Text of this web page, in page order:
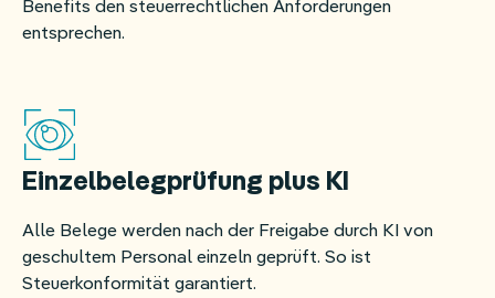
Benefits den steuerrechtlichen Anforderungen
entsprechen.
Einzelbelegprüfung plus KI
Alle Belege werden nach der Freigabe durch KI von
geschultem Personal einzeln geprüft. So ist
Steuerkonformität garantiert.